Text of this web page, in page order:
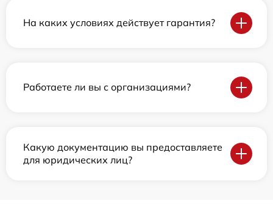
На каких условиях действует гарантия?
Работаете ли вы с организациями?
Какую документацию вы предоставляете
для юридических лиц?